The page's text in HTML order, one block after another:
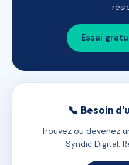
Essai
📞 Besoin
Trouvez ou devenez
Syndic Digital.